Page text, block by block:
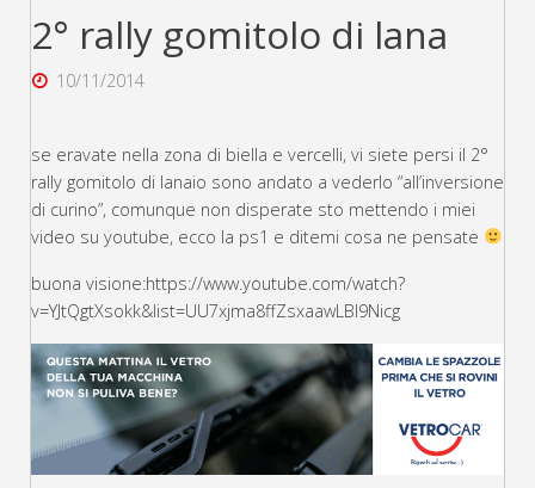
2° rally gomitolo di lana
10/11/2014
se eravate nella zona di biella e vercelli, vi siete persi il 2°
rally gomitolo di lanaio sono andato a vederlo “all’inversione
di curino”, comunque non disperate sto mettendo i miei
video su youtube, ecco la ps1 e ditemi cosa ne pensate
buona visione:https://www.youtube.com/watch?
v=YJtQgtXsokk&list=UU7xjma8ffZsxaawLBl9Nicg